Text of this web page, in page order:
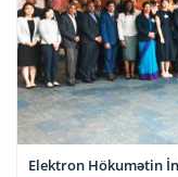
Elektron Hökumətin